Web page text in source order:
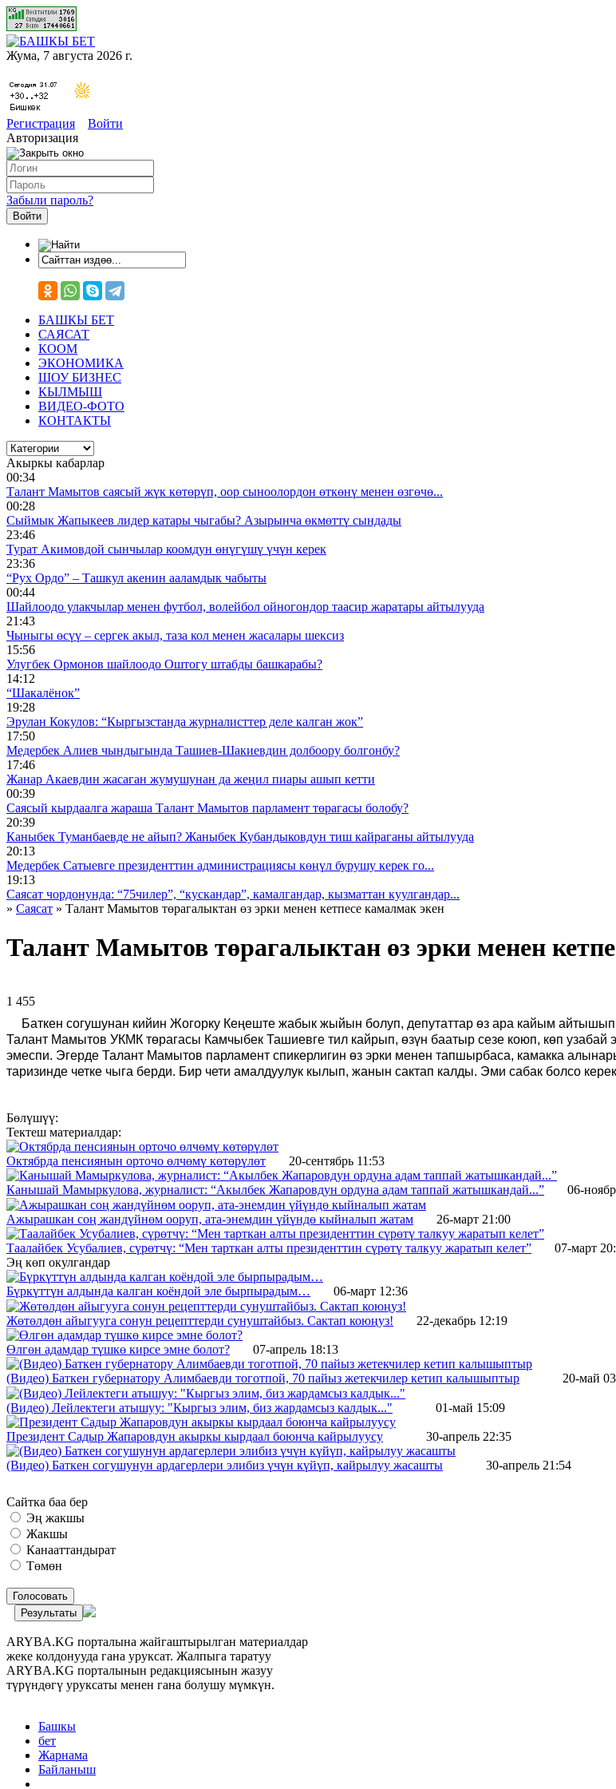
Жума, 7 августа 2026 г.
Регистрация
Войти
Авторизация
Забыли пароль?
БАШКЫ БЕТ
САЯСАТ
КООМ
ЭКОНОМИКА
ШОУ БИЗНЕС
КЫЛМЫШ
ВИДЕО-ФОТО
КОНТАКТЫ
Акыркы кабарлар
00:34
Талант Мамытов саясый жүк көтөрүп, оор сыноолордон өткөнү менен өзгөчө...
00:28
Сыймык Жапыкеев лидер катары чыгабы? Азырынча өкмөттү сындады
23:46
Турат Акимовдой сынчылар коомдун өнүгүшү үчүн керек
23:36
“Рух Ордо” – Ташкул акенин ааламдык чабыты
00:44
Шайлоодо улакчылар менен футбол, волейбол ойногондор таасир жаратары айтылууда
21:43
Чыныгы өсүү – сергек акыл, таза кол менен жасалары шексиз
15:56
Улугбек Ормонов шайлоодо Оштогу штабды башкарабы?
14:12
“Шакалёнок”
19:28
Эрулан Кокулов: “Кыргызстанда журналисттер деле калган жок”
17:50
Медербек Алиев чындыгында Ташиев-Шакиевдин долбоору болгонбу?
17:46
Жанар Акаевдин жасаган жумушунан да жеңил пиары ашып кетти
00:39
Саясый кырдаалга жараша Талант Мамытов парламент төрагасы болобу?
20:39
Каныбек Туманбаевде не айып? Жаныбек Кубандыковдун тиш кайраганы айтылууда
20:13
Медербек Сатыевге президенттин администрациясы көңүл бурушу керек го...
19:13
Саясат чордонунда: “75чилер”, “кускандар”, камалгандар, кызматтан куулгандар...
» Саясат » Талант Мамытов төрагалыктан өз эрки менен кетпесе камалмак экен
Талант Мамытов төрагалыктан өз эрки менен
1 455 ᠌ ᠌ ᠌ ᠌᠌ ᠌ ᠌᠌
Баткен согушунан кийин Жогорку Кеңеште жабык жыйын болуп, депутаттар өз ара кайым
Талант Мамытов УКМК төрагасы Камчыбек Ташиевге тил кайрып, өзүн баатыр сезе коюп, көп узабай
эмеспи. Эгерде Талант Мамытов парламент спикерлигин өз эрки менен тапшырбаса, камакка
таризинде четке чыга берди. Бир чети амалдуулук кылып, жанын сактап калды. Эми сабак болсо
Бөлүшүү:
Тектеш материалдар:
Октябрда пенсиянын орточо өлчөмү көтөрүлөт 20-сентябрь 11:53
Канышай Мамыркулова, журналист: “Акылбек Жапаровдун ордуна адам таппай жатышкандай...” 06-
Ажырашкан соң жандүйнөм ооруп, ата-энемдин үйүндө кыйналып жатам 26-март 21:00
Таалайбек Усубалиев, сүрөтчү: “Мен тарткан алты президенттин сүрөтү талкуу жаратып келет”
07-март
Эң көп окулгандар
Бүркүттүн алдында калган коёндой эле бырпырадым… 06-март 12:36
Жөтөлдөн айыгууга сонун рецепттерди сунуштайбыз. Сактап коюңуз! 22-декабрь 12:19
Өлгөн адамдар түшкө кирсе эмне болот? 07-апрель 18:13
(Видео) Баткен губернатору Алимбаевди тоготпой, 70 пайыз жетекчилер кетип калышыптыр 20-май
(Видео) Лейлектеги атышуу: "Кыргыз элим, биз жардамсыз калдык..." 01-май 15:09
Президент Садыр Жапаровдун акыркы кырдаал боюнча кайрылуусу 30-апрель 22:35
(Видео) Баткен согушунун ардагерлери элибиз үчүн күйүп, кайрылуу жасашты 30-апрель 21:54
Сайтка баа бер
Эң жакшы
Жакшы
Канааттандырат
Төмөн
Голосовать
Результаты
ARYBA.KG порталына жайгаштырылган материалдар
жеке колдонууда гана уруксат. Жалпыга таратуу
ARYBA.KG порталынын редакциясынын жазуу
түрүндөгү уруксаты менен гана болушу мүмкүн.
Башкы
бет
Жарнама
Байланыш